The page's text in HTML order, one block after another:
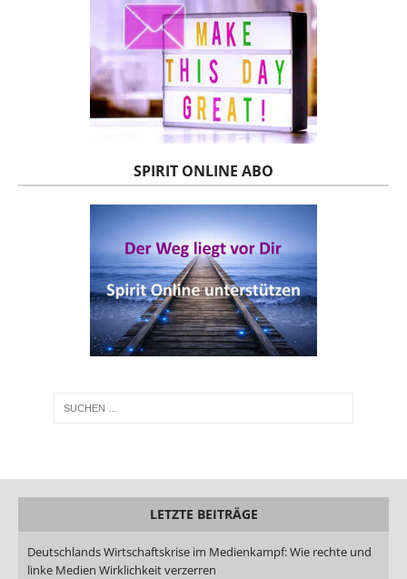
SPIRIT ONLINE ABO
LETZTE BEITRÄGE
Deutschlands Wirtschaftskrise im Medienkampf: Wie rechte und
linke Medien Wirklichkeit verzerren